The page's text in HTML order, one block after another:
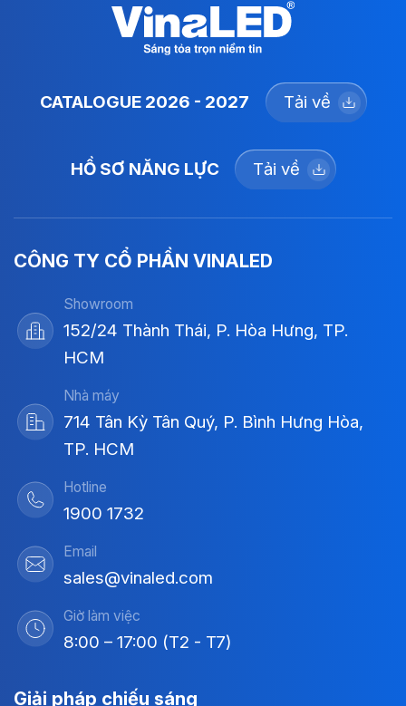
CATALOGUE 2026 - 2027 Tải về
HỒ SƠ NĂNG LỰC Tải về
CÔNG TY CỔ PHẦN VINALED
Showroom
152/24 Thành Thái, P. Hòa Hưng, TP.
HCM
Nhà máy
714 Tân Kỳ Tân Quý, P. Bình Hưng Hòa,
TP. HCM
Hotline
1900 1732
Email
sales@vinaled.com
Giờ làm việc
8:00 – 17:00 (T2 - T7)
Giải pháp chiếu sáng